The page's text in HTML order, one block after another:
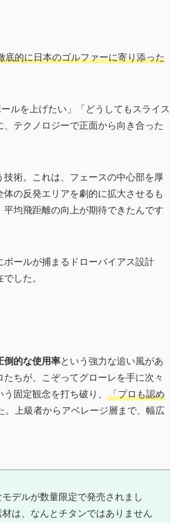
底的に日本のゴルファーに寄り添った
ルを上げたい」「どうしてもスライス
テクノロジーで正面から向き合った
技術。これは、フェースの中心部を厚
の反発エリアを劇的に拡大させるも
均飛距離の向上が期待できたんです
ールが捕まるドローバイアス設計
した。
倒的な使用率という強力な追い風があ
ちが、こぞってグローレを手に次々
固定観念を打ち破り、
「プロも認め
。上級者からアベレージ層まで、幅広
デルが数量限定で発売されまし
は、なんとチタンではありません